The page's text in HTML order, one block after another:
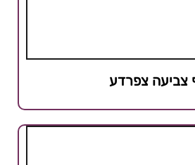
צביעה צפרדע